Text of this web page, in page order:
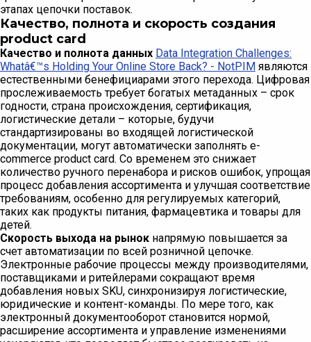
этапах цепочки поставок.
Качество, полнота и скорость создания
product card
Качество и полнота данных Data Integration Challenges:
Whatâ€™s Holding Your Online Store Back? - NotPIM являются
естественными бенефициарами этого перехода. Цифровая
прослеживаемость требует богатых метаданных – срок
годности, страна происхождения, сертификация,
логистические детали – которые, будучи
стандартизированы во входящей логистической
документации, могут автоматически заполнять e-
commerce product card. Со временем это снижает
количество ручного перенабора и рисков ошибок, упрощая
процесс добавления ассортимента и улучшая соответствие
требованиям, особенно для регулируемых категорий,
таких как продукты питания, фармацевтика и товары для
детей.
Скорость выхода на рынок напрямую повышается за
счет автоматизации по всей розничной цепочке.
Электронные рабочие процессы между производителями,
поставщиками и ритейлерами сокращают время
добавления новых SKU, синхронизируя логистические,
юридические и контент-команды. По мере того, как
электронный документооборот становится нормой,
расширение ассортимента и управление изменениями